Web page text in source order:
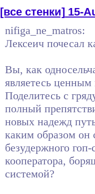
[все стенки]15-
nifiga_ne_matros:
Лексеич почесал
Вы, как
являетесь ценным
Поделитесь с
полный
новых надежд
каким образом он
безудержного
кооператора,
системой?